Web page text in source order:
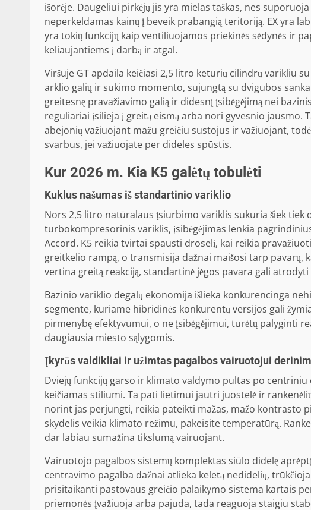
išorėje. Daugeliui pirkėjų jis yra mielas taškas, nes
neperkeldamas kainų į beveik prabangią teritoriją. EX yra
yra tokių funkcijų kaip ventiliuojamos priekinės sėdynės ir
keliaujantiems į darbą ir atgal.
Viršuje GT apdaila keičiasi 2,5 litro keturių cilindrų varikliu
arklio galių ir sukimo momento, sujungtą su dvigubos
greitesnę pravažiavimo galią ir didesnį įsibėgėjimą nei
reguliariai įsilieja į greitą eismą arba nori gyvesnio jausmo.
abejonių važiuojant mažu greičiu sustojus ir važiuojant,
svarbus, jei važiuojate per dideles spūstis.
Kur 2026 m. Kia K5 galėtų tobulėti
Kuklus našumas iš standartinio variklio
Nors 2,5 litro natūralaus įsiurbimo variklis sukuria šiek
turbokompresorinis variklis, įsibėgėjimas lenkia
Accord. K5 reikia tvirtai spausti droselį, kai reikia
greitkelio rampą, o transmisija dažnai maišosi tarp pavarų,
vertina greitą reakciją, standartinė jėgos pavara gali
Bazinio variklio degalų ekonomija išlieka konkurencinga
segmente, kuriame hibridinės konkurentų versijos gali
pirmenybę efektyvumui, o ne įsibėgėjimui, turėtų palyginti
daugiausia miesto sąlygomis.
Įkyrūs valdikliai ir užimtas pagalbos vairuotojui
Dviejų funkcijų garso ir klimato valdymo pultas po
keičiamas stiliumi. Ta pati lietimui jautri juostelė ir
norint jas perjungti, reikia pateikti mažas, mažo kontrasto
skydelis veikia klimato režimu, pakeisite temperatūrą.
dar labiau sumažina tikslumą vairuojant.
Vairuotojo pagalbos sistemų komplektas siūlo didelę
centravimo pagalba dažnai atlieka keletą nedidelių,
prisitaikanti pastovaus greičio palaikymo sistema kartais
priemonės įvažiuoja arba pajuda, tada reaguoja staigiu